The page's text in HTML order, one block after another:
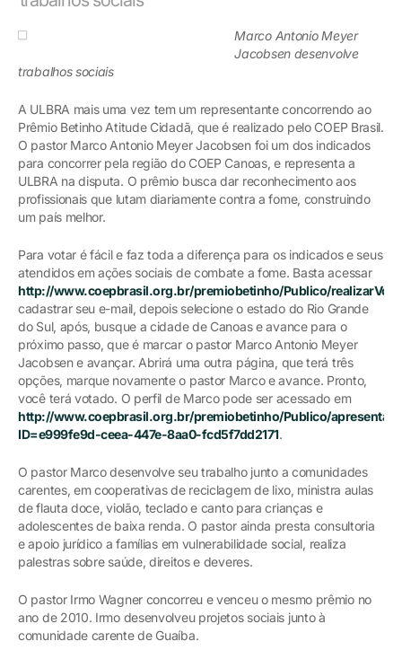
Marco Antonio Meyer
Jacobsen desenvolve
trabalhos sociais
A ULBRA mais uma vez tem um representante concorrendo ao
Prêmio Betinho Atitude Cidadã, que é realizado pelo COEP Brasil.
O pastor Marco Antonio Meyer Jacobsen foi um dos indicados
para concorrer pela região do COEP Canoas, e representa a
ULBRA na disputa. O prêmio busca dar reconhecimento aos
profissionais que lutam diariamente contra a fome, construindo
um país melhor.
Para votar é fácil e faz toda a diferença para os indicados e seus
atendidos em ações sociais de combate a fome. Basta acessar
http://www.coepbrasil.org.br/premiobetinho/Publico/
cadastrar seu e-mail, depois selecione o estado do Rio Grande
do Sul, após, busque a cidade de Canoas e avance para o
próximo passo, que é marcar o pastor Marco Antonio Meyer
Jacobsen e avançar. Abrirá uma outra página, que terá três
opções, marque novamente o pastor Marco e avance. Pronto,
você terá votado. O perfil de Marco pode ser acessado em
http://www.coepbrasil.org.br/premiobetinho/Publico/
ID=e999fe9d-ceea-447e-8aa0-fcd5f7dd2171.
O pastor Marco desenvolve seu trabalho junto a comunidades
carentes, em cooperativas de reciclagem de lixo, ministra aulas
de flauta doce, violão, teclado e canto para crianças e
adolescentes de baixa renda. O pastor ainda presta consultoria
e apoio jurídico a famílias em vulnerabilidade social, realiza
palestras sobre saúde, direitos e deveres.
O pastor Irmo Wagner concorreu e venceu o mesmo prêmio no
ano de 2010. Irmo desenvolveu projetos sociais junto à
comunidade carente de Guaíba.